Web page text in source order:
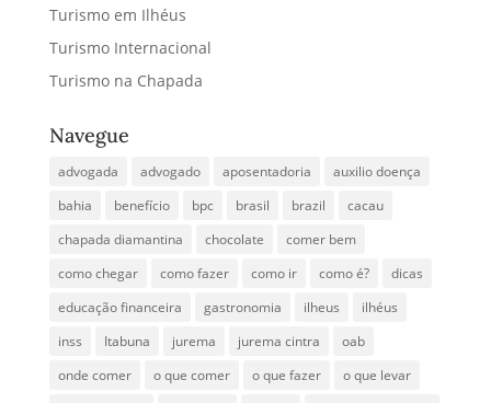
Turismo em Ilhéus
Turismo Internacional
Turismo na Chapada
Navegue
advogada advogado aposentadoria
auxilio doença
bahia
benefício bpc brasil brazil
cacau
chapada diamantina
chocolate
comer bem
como chegar
como fazer como ir como é?
dicas
educação financeira
gastronomia ilheus
ilhéus
inss
Itabuna jurema jurema cintra
oab
onde comer
o que comer o que fazer
o que levar